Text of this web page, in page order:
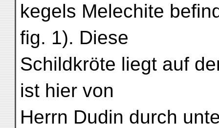
kegels Melechite
fig. 1). Diese
Schildkröte liegt auf
ist hier von
Herrn Dudin durch